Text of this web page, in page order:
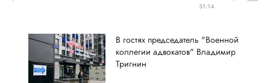
51:14
В гостях председатель "Военной
коллегии адвокатов" Владимир
Тригнин